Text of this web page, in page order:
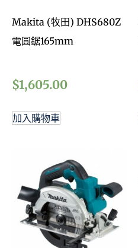
Makita (牧田) DHS680Z
電圓鋸165mm
$1,605.00
加入購物車